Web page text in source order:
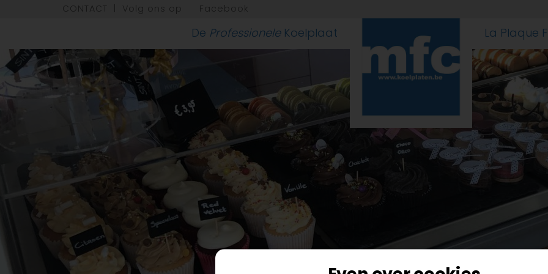
CONTACT Volg ons op Facebook
De ProfessioneleKoelplaat La Plaque